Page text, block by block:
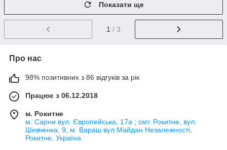
Показати ще
1 / 3
Про нас
98% позитивних з 86 відгуків за рік
Працює з 06.12.2018
м. Рокитне
м. Сарни вул. Європейська, 17а ; смт. Рокитне, вул.
Шевченка, 9, м. Вараш вул.Майдан Незалежності,
Рокитне, Україна